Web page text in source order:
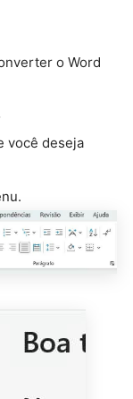
o Word
você deseja